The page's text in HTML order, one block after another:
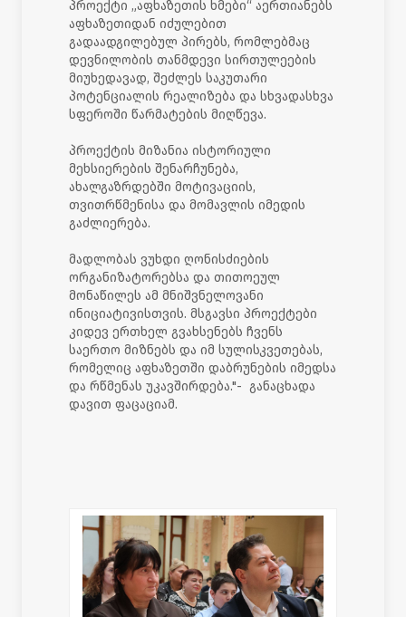
პროექტი „აფხაზეთის ხმები“ აერთიანებს
აფხაზეთიდან იძულებით
გადაადგილებულ პირებს, რომლებმაც
დევნილობის თანმდევი სირთულეების
მიუხედავად, შეძლეს საკუთარი
პოტენციალის რეალიზება და სხვადასხვა
სფეროში წარმატების მიღწევა.
პროექტის მიზანია ისტორიული
მეხსიერების შენარჩუნება,
ახალგაზრდებში მოტივაციის,
თვითრწმენისა და მომავლის იმედის
გაძლიერება.
მადლობას ვუხდი ღონისძიების
ორგანიზატორებსა და თითოეულ
მონაწილეს ამ მნიშვნელოვანი
ინიციატივისთვის. მსგავსი პროექტები
კიდევ ერთხელ გვახსენებს ჩვენს
საერთო მიზნებს და იმ სულისკვეთებას,
რომელიც აფხაზეთში დაბრუნების იმედსა
და რწმენას უკავშირდება."- განაცხადა
დავით ფაცაციამ.